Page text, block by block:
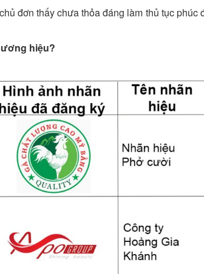
đơn thấy chưa thỏa đáng làm thủ tục
hiệu?